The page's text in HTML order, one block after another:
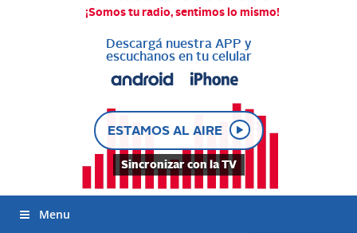
Descargá nuestra APP y
escuchanos en tu celular
ESTAMOS AL AIRE
Sincronizar con la TV
Menu